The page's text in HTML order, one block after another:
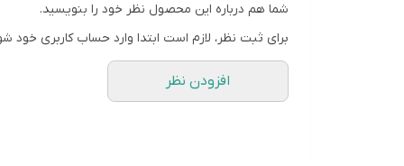
شما هم درباره این محصول نظر خود را بنویسید.
برای ثبت نظر، لازم است ابتدا وارد حساب کاربری خود
افزودن نظر